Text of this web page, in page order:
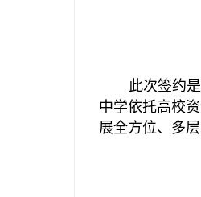
此次签约
中学依托高校
展全方位、多